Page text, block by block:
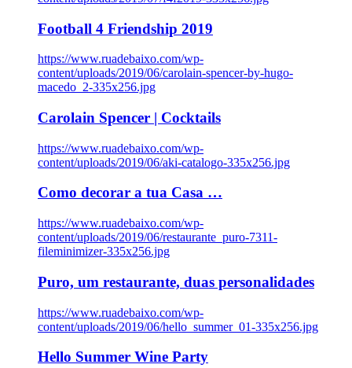
Football 4 Friendship 2019
https://www.ruadebaixo.com/wp-
content/uploads/2019/06/carolain-spencer-by-hugo-
macedo_2-335x256.jpg
Carolain Spencer | Cocktails
https://www.ruadebaixo.com/wp-
content/uploads/2019/06/aki-catalogo-335x256.jpg
Como decorar a tua Casa …
https://www.ruadebaixo.com/wp-
content/uploads/2019/06/restaurante_puro-7311-
fileminimizer-335x256.jpg
Puro, um restaurante, duas personalidades
https://www.ruadebaixo.com/wp-
content/uploads/2019/06/hello_summer_01-335x256.jpg
Hello Summer Wine Party